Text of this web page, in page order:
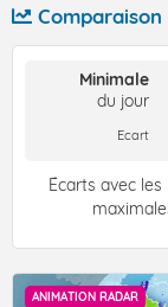
Minimale
du jour
Ecart
Écarts avec
ANIMATION RADAR